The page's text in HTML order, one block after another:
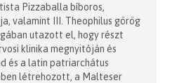
Pizzaballa bíboros,
valamint III. Theophilus görög
utazott el, hogy részt
klinika megnyitóján és
és a latin patriarchátus
létrehozott, a Malteser